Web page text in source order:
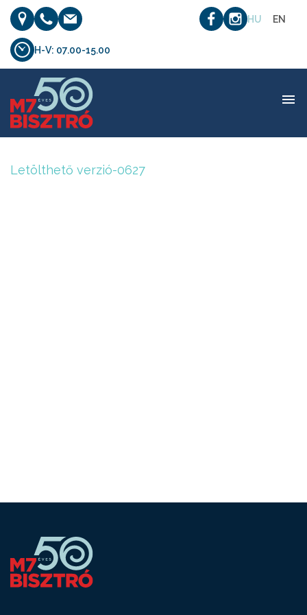
HU EN
H-V: 07.00-15.00
Letölthető verzió-0627
Letölthető verzió-0627